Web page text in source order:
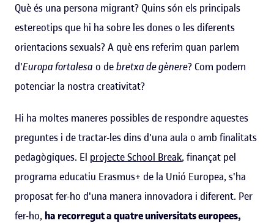
Què és una persona migrant? Quins són els principals
estereotips que hi ha sobre les dones o les diferents
orientacions sexuals? A què ens referim quan parlem
d'Europa fortalesa o debretxa de gènere? Com podem
potenciar la nostra creativitat?
Hi ha moltes maneres possibles de respondre aquestes
preguntes i de tractar-les dins d'una aula o amb finalitats
pedagògiques. El projecte School Break, finançat pel
programa educatiu Erasmus+ de la Unió Europea, s'ha
proposat fer-ho d'una manera innovadora i diferent. Per
fer-ho, ha recorregut a quatre universitats europees,